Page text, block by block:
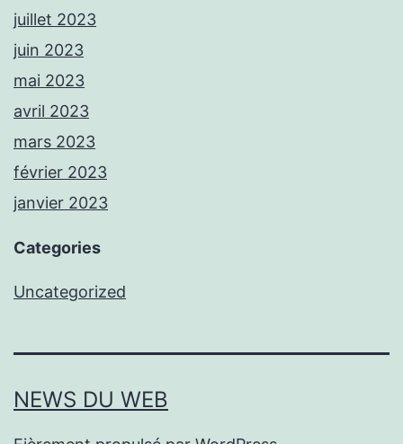
juillet 2023
juin 2023
mai 2023
avril 2023
mars 2023
février 2023
janvier 2023
Categories
Uncategorized
NEWS DU WEB